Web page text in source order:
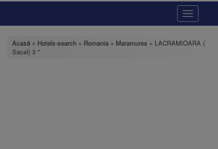
Toggle
Acasă » Hotels-search » Romania » Maramures » LACRAMIOARA (
Sacel) 3 *